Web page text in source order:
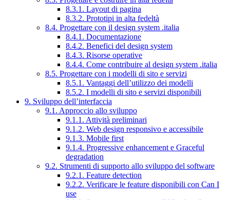
8.3.1. Layout di pagina
8.3.2. Prototipi in alta fedeltà
8.4. Progettare con il design system .italia
8.4.1. Documentazione
8.4.2. Benefici del design system
8.4.3. Risorse operative
8.4.4. Come contribuire al design system .italia
8.5. Progettare con i modelli di sito e servizi
8.5.1. Vantaggi dell’utilizzo dei modelli
8.5.2. I modelli di sito e servizi disponibili
9. Sviluppo dell’interfaccia
9.1. Approccio allo sviluppo
9.1.1. Attività preliminari
9.1.2. Web design responsivo e accessibile
9.1.3. Mobile first
9.1.4. Progressive enhancement e Graceful
degradation
9.2. Strumenti di supporto allo sviluppo del software
9.2.1. Feature detection
9.2.2. Verificare le feature disponibili con Can I
use